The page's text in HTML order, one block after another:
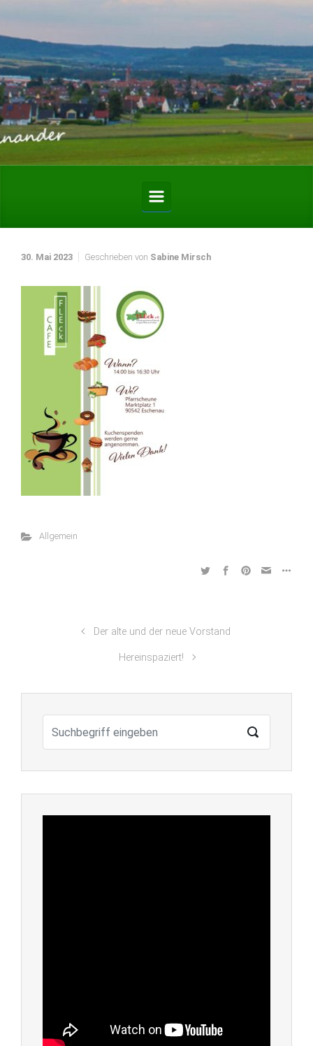
30. Mai 2023 Geschrieben von Sabine Mirsch
Allgemein
Der alte und der neue Vorstand
Hereinspaziert!